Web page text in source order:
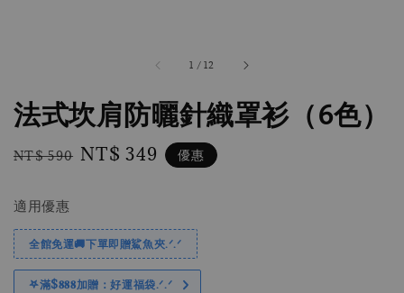
1 /12
法式坎肩防曬針織罩衫（6色）
Regular
NT$ 590 Sale
NT$ 349 優惠
適用優惠
全館免運🚚下單即贈鯊魚夾.ᐟ.ᐟ
𖤐滿$𝟖𝟖𝟖加贈：好運福袋.ᐟ‪.ᐟ